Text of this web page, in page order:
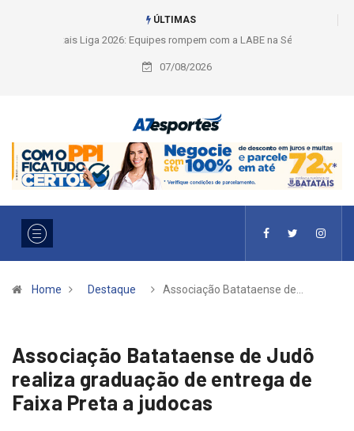
ÚLTIMAS
Liga 2026: Equipes rompem com a LABE na Série Ouro e entidade define
a 2° fase, times e formato
07/08/2026
Home Destaque Associação Batataense de…
Associação Batataense de Judô
realiza graduação de entrega de
Faixa Preta a judocas